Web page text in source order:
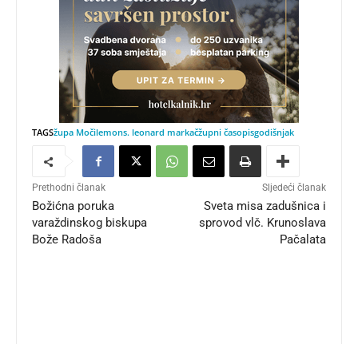
TAGSžupa Močilemons. leonard markačžupni časopisgodišnjak
Prethodni članak
Božićna poruka
varaždinskog biskupa
Bože Radoša
Sljedeći članak
Sveta misa zadušnica i
sprovod vlč. Krunoslava
Pačalata